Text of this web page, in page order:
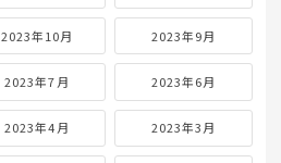
2023年10月 2023年9月
2023年7月 2023年6月
2023年4月 2023年3月